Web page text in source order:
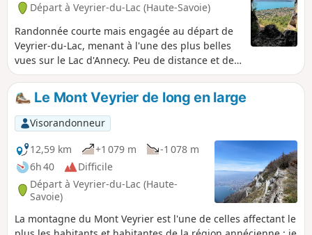
Départ à Veyrier-du-Lac (Haute-Savoie)
Randonnée courte mais engagée au départ de
Veyrier-du-Lac, menant à l'une des plus belles
vues sur le Lac d'Annecy. Peu de distance et de
dénivelé, mais un passage final vertigineux avec
câble de sécurité. Depuis l'ouverture de la
grotte, la vue sur le Lac d'Annecy et le massif
des Bauges est exceptionnelle.Fortement
déconseillé aux personnes sujettes au vertige,
et par temps humide. À réserver aux marcheurs
à l'aise avec l'exposition.
Le Mont Veyrier de long en large
Visorandonneur
12,59 km
+1 079 m
-1 078 m
6h 40
Difficile
Départ à Veyrier-du-Lac (Haute-
Savoie)
La montagne du Mont Veyrier est l'une de celles affectant le